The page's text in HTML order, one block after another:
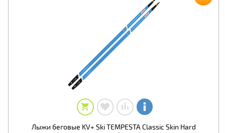
Лыжи беговые KV+ Ski TEMPESTA Classic Skin Hard